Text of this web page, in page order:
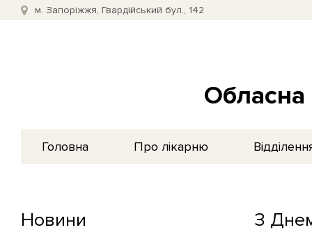
м. Запоріжжя, Гвардійський бул., 142
Обласна
Головна Про лікарню
Новини З